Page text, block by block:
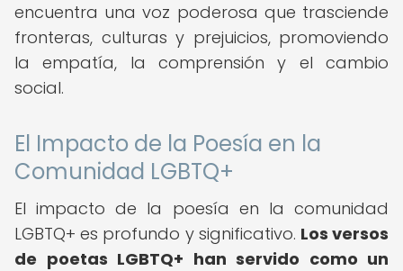
encuentra una voz poderosa que trasciende
fronteras, culturas y prejuicios, promoviendo
la empatía, la comprensión y el cambio
social.
El Impacto de la Poesía en la
Comunidad LGBTQ+
El impacto de la poesía en la comunidad
LGBTQ+ es profundo y significativo. Los versos
de poetas LGBTQ+ han servido como un